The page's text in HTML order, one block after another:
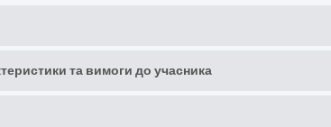
та вимоги до учасника